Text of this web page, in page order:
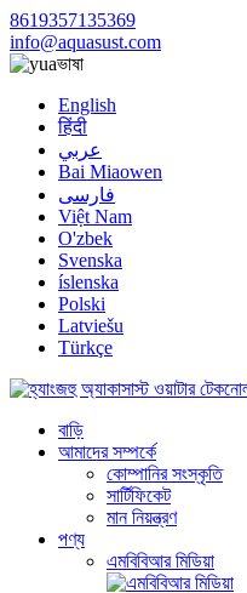
8619357135369
info@aquasust.com
ভাষা
English
हिंदी
عربي
Bai Miaowen
فارسی
Việt Nam
O'zbek
Svenska
íslenska
Polski
Latviešu
Türkçe
বাড়ি
আমাদের সম্পর্কে
কোম্পানির সংস্কৃতি
সার্টিফিকেট
মান নিয়ন্ত্রণ
পণ্য
এমবিবিআর মিডিয়া